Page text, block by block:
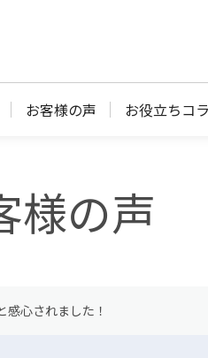
お客様の声 お役立ちコ
様の声
心されました！